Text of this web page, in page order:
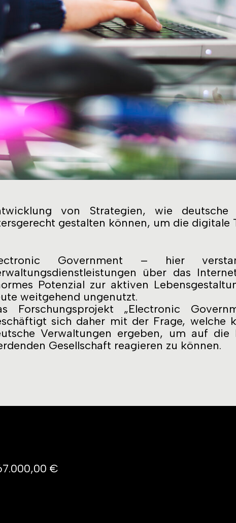
von Strategien, wie deutsche
gestalten können, um die digitale
Government – hier
über das
Potenzial zur aktiven
weitgehend ungenutzt.
Forschungsprojekt „Electronic
sich daher mit der Frage, welche
Verwaltungen ergeben, um auf
Gesellschaft reagieren zu können.
€